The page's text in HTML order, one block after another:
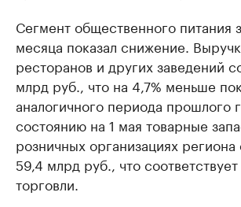
Сегмент общественного питания
месяца показал снижение.
ресторанов и других заведений
млрд руб., что на 4,7% меньше
аналогичного периода прошлого
состоянию на 1 мая товарные
розничных организациях региона
59,4 млрд руб., что
торговли.